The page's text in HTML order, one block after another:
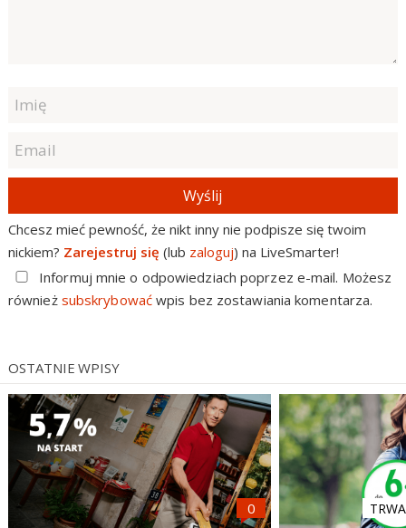
Wyślij
Chcesz mieć pewność, że nikt inny nie podpisze się twoim
nickiem? Zarejestruj się (lub zaloguj) na LiveSmarter!
Informuj mnie o odpowiedziach poprzez e-mail. Możesz
również subskrybowaćwpis bez zostawiania komentarza.
OSTATNIE WPISY